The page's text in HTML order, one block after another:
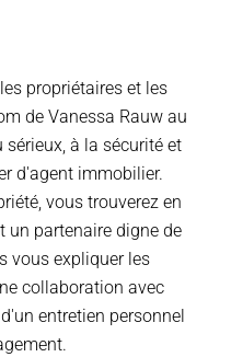
propriétaires et les
de Vanessa Rauw au
à la sécurité et
d'agent immobilier.
vous trouverez en
un partenaire digne de
vous expliquer les
collaboration avec
entretien personnel